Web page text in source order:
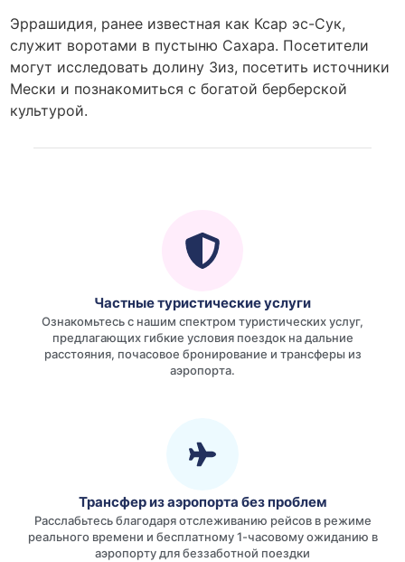
Эррашидия, ранее известная как Ксар эс-Сук,
служит воротами в пустыню Сахара. Посетители
могут исследовать долину Зиз, посетить источники
Мески и познакомиться с богатой берберской
культурой.
Частные туристические услуги
Ознакомьтесь с нашим спектром туристических услуг,
предлагающих гибкие условия поездок на дальние
расстояния, почасовое бронирование и трансферы из
аэропорта.
Трансфер из аэропорта без проблем
Расслабьтесь благодаря отслеживанию рейсов в режиме
реального времени и бесплатному 1-часовому ожиданию в
аэропорту для беззаботной поездки